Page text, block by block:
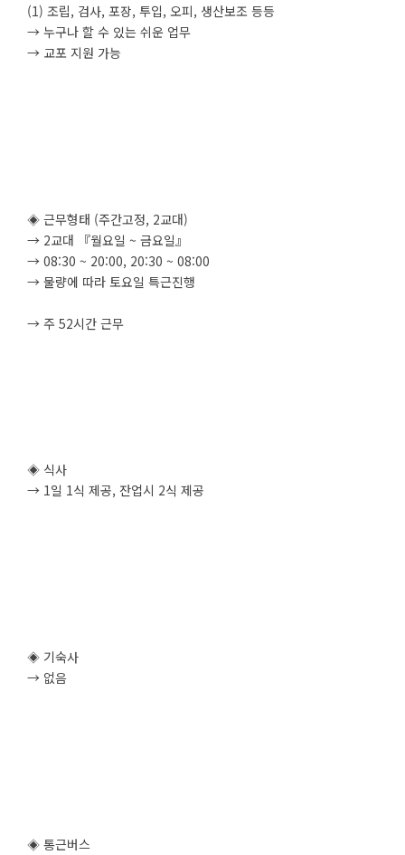
(1) 조립, 검사, 포장, 투입, 오피, 생산보조 등등
→ 누구나 할 수 있는 쉬운 업무
→ 교포 지원 가능
◈ 근무형태 (주간고정, 2교대)
→ 2교대 『월요일 ~ 금요일』
→ 08:30 ~ 20:00, 20:30 ~ 08:00
→ 물량에 따라 토요일 특근진행
→ 주 52시간 근무
◈ 식사
→ 1일 1식 제공, 잔업시 2식 제공
◈ 기숙사
→ 없음
◈ 통근버스